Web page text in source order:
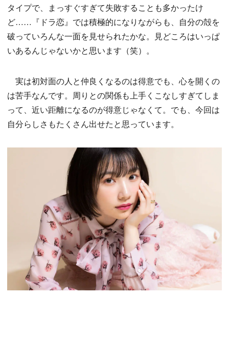
タイプで、まっすぐすぎて失敗することも多かったけ
ど……『ドラ恋』では積極的になりながらも、自分の殻を
破っていろんな一面を見せられたかな。見どころはいっぱ
いあるんじゃないかと思います（笑）。
実は初対面の人と仲良くなるのは得意でも、心を開くの
は苦手なんです。周りとの関係も上手くこなしすぎてしま
って、近い距離になるのが得意じゃなくて。でも、今回は
自分らしさもたくさん出せたと思っています。